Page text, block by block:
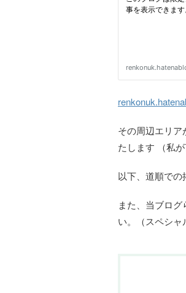
その周辺エリ
たします （私
以下、道順での
また、当ブロ
い。（スペシャ